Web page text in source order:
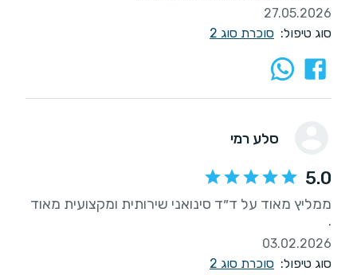
27.05.2026
סוג טיפול: סוכרת סוג 2
סלע רמי
5.0
ממליץ מאוד על ד״ד סינואני שירותית ומקצועית מאוד
.
03.02.2026
סוג טיפול: סוכרת סוג 2